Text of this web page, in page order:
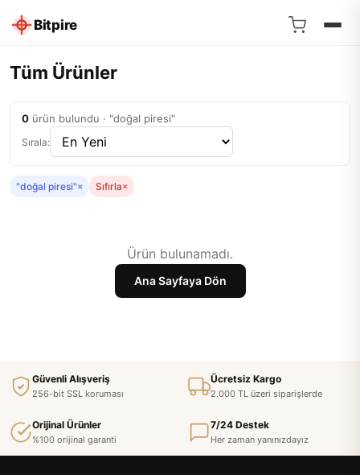
Bitpire
Tüm Ürünler
0 ürün bulundu · "doğal piresi"
Sırala:
"doğal piresi"× Sıfırla×
Ürün bulunamadı.
Ana Sayfaya Dön
Güvenli Alışveriş
256-bit SSL koruması
Ücretsiz Kargo
2.000 TL üzeri siparişlerde
Orijinal Ürünler
%100 orijinal garanti
7/24 Destek
Her zaman yanınızdayız